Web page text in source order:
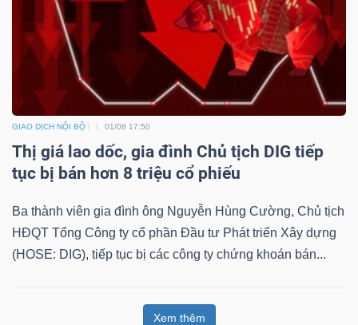
GIAO DỊCH NỘI BỘ 01/08 17:50
Thị giá lao dốc, gia đình Chủ tịch DIG tiếp
tục bị bán hơn 8 triệu cổ phiếu
Ba thành viên gia đình ông Nguyễn Hùng Cường, Chủ tịch
HĐQT Tổng Công ty cổ phần Đầu tư Phát triển Xây dựng
(HOSE: DIG), tiếp tục bị các công ty chứng khoán bán...
Xem thêm